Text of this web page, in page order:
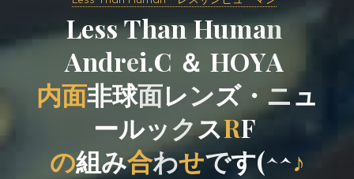
Less
s Than
n Human
Andree
i.C ＆ HOYA
内面非球面レンズ
ズ ・ ニュ
ールックスRF
の組み合わ わ
せで で
す(^^♪